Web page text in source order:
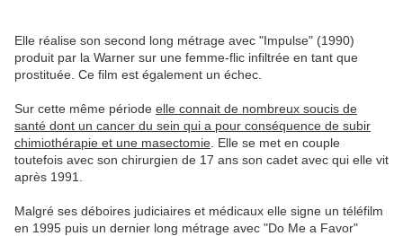
Elle réalise son second long métrage avec "Impulse" (1990)
produit par la Warner sur une femme-flic infiltrée en tant que
prostituée. Ce film est également un échec.
Sur cette même période elle connait de nombreux soucis de
santé dont un cancer du sein qui a pour conséquence de subir
chimiothérapie et une masectomie . Elle se met en couple
toutefois avec son chirurgien de 17 ans son cadet avec qui elle vit
après 1991.
Malgré ses déboires judiciaires et médicaux elle signe un téléfilm
en 1995 puis un dernier long métrage avec "Do Me a Favor"